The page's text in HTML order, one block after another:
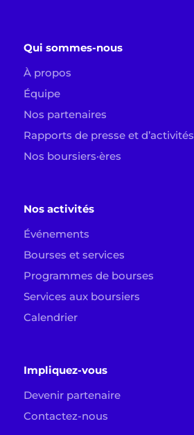
Qui sommes-nous
À propos
Équipe
Nos partenaires
Rapports de presse et d’activités
Nos boursiers·ères
Nos activités
Événements
Bourses et services
Programmes de bourses
Services aux boursiers
Calendrier
Impliquez-vous
Devenir partenaire
Contactez-nous